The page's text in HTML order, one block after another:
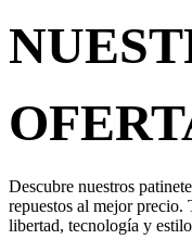
Descubre nuestros
repuestos al mejor precio.
libertad, tecnología y